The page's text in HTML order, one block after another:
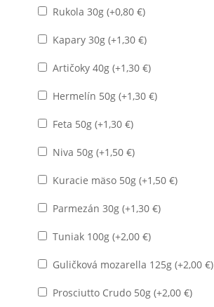
Rukola 30g (+0,80 €)
Kapary 30g (+1,30 €)
Artičoky 40g (+1,30 €)
Hermelín 50g (+1,30 €)
Feta 50g (+1,30 €)
Niva 50g (+1,50 €)
Kuracie mäso 50g (+1,50 €)
Parmezán 30g (+1,30 €)
Tuniak 100g (+2,00 €)
Guličková mozarella 125g (+2,00 €)
Prosciutto Crudo 50g (+2,00 €)